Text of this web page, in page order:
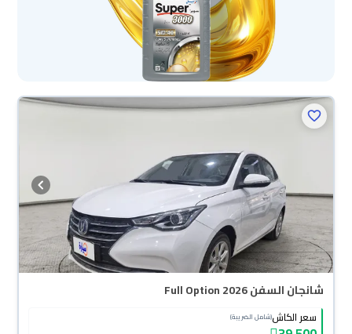
شانجان السفن Full Option 2026
سعر الكاش(شامل الضريبة)